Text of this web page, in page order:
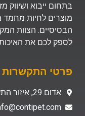
בתחום ייבוא ושיווק
מוצרים לחיות מחמד
לספק לכם את
פרטי התקשרות
אדום 29, איזור התעשייה כנות